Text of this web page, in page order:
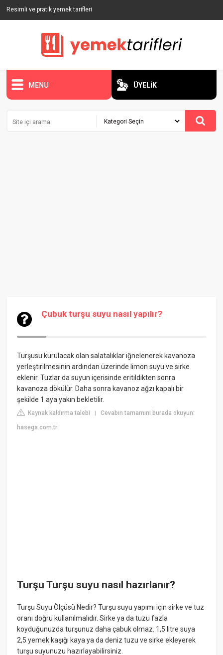
Resimli ve pratik yemek tarifleri
MENU ÜYELİK
Çubuk turşu suyu nasıl yapılır?
Turşusu kurulacak olan salatalıklar iğnelenerek kavanoza
yerleştirilmesinin ardından üzerinde limon suyu ve sirke
eklenir. Tuzlar da suyun içerisinde eritildikten sonra
kavanoza dökülür. Daha sonra kavanoz ağzı kapalı bir
şekilde 1 aya yakın bekletilir.
Kaynak kaldırma talebi |Cevabın tamamını burada okuyun:
hasega.com.tr
Turşu Turşu suyu nasıl hazırlanır?
Turşu Suyu Ölçüsü Nedir? Turşu suyu yapımı için sirke ve tuz
oranı doğru kullanılmalıdır. Sirke ya da tuzu fazla
koyduğunuzda turşunuz daha çabuk olmaz. 1,5 litre suya
2,5 yemek kaşığı kaya ya da deniz tuzu ve sirke ekleyerek
turşu suyunuzu hazırlayabilirsiniz.